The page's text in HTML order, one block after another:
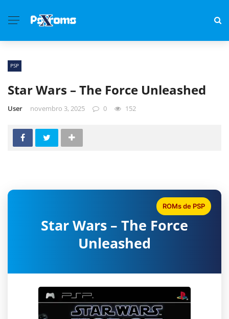
PSP
Star Wars – The Force Unleashed
User novembro 3, 2025 0 152
Star Wars – The Force
Unleashed
ROMs de PSP